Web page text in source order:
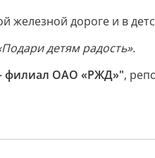
железной дороге и в
детям радость».
филиал ОАО «РЖД»",